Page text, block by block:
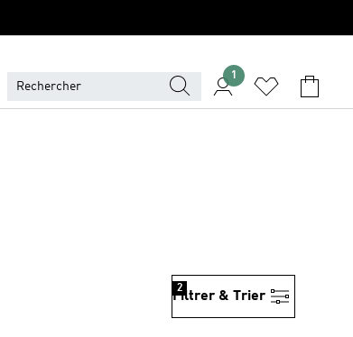
1
Filtrer & Trier
2